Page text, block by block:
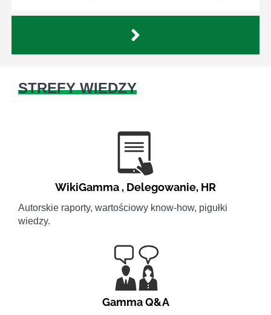
STREFY WIEDZY
WikiGamma , Delegowanie, HR
Autorskie raporty, wartościowy know-how, pigułki
wiedzy.
Gamma Q&A